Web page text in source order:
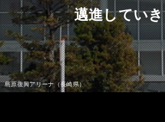
邁進してい